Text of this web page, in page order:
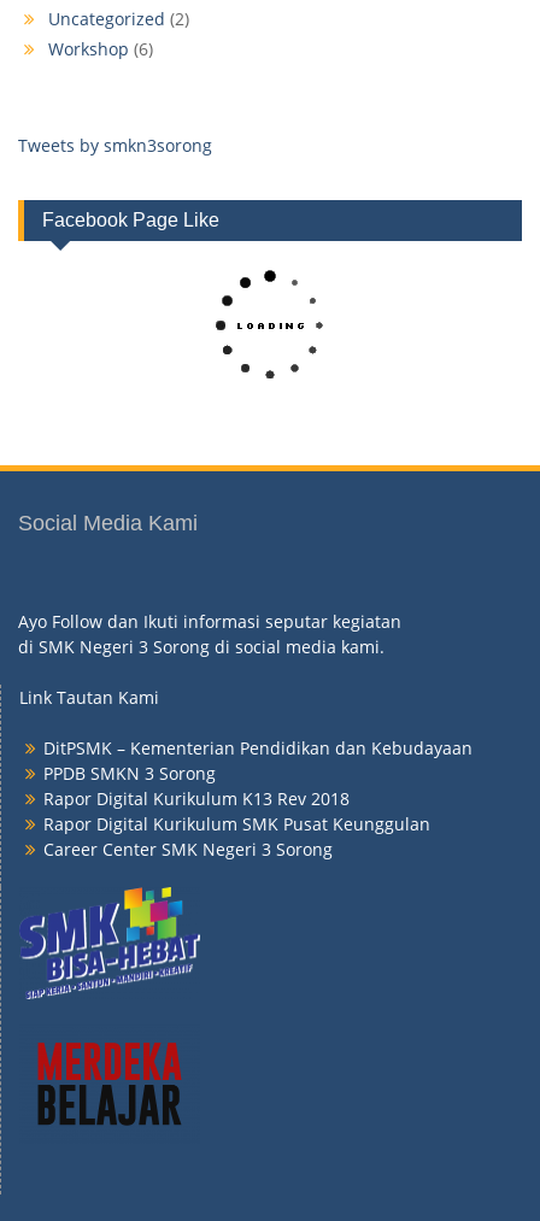
Uncategorized (2)
Workshop (6)
Tweets by smkn3sorong
Facebook Page Like
Social Media Kami
Ayo Follow dan Ikuti informasi seputar kegiatan
di SMK Negeri 3 Sorong di social media kami.
Link Tautan Kami
DitPSMK – Kementerian Pendidikan dan Kebudayaan
PPDB SMKN 3 Sorong
Rapor Digital Kurikulum K13 Rev 2018
Rapor Digital Kurikulum SMK Pusat Keunggulan
Career Center SMK Negeri 3 Sorong